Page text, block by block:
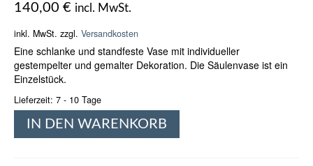
140,00 € incl. MwSt.
inkl. MwSt. zzgl. Versandkosten
Eine schlanke und standfeste Vase mit individueller
gestempelter und gemalter Dekoration. Die Säulenvase ist ein
Einzelstück.
Lieferzeit: 7 - 10 Tage
Unikat
Säulen-
IN DEN WARENKORB